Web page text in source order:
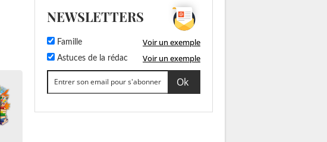
NEWSLETTERS
Famille Voir un exemple
Astuces de la rédac Voir un exemple